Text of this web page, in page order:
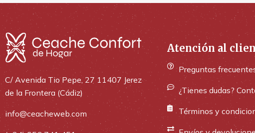
C/ Avenida Tio Pepe, 27 11407 Jerez
de la Frontera (Cádiz)
info@ceacheweb.com
Atención al
Preguntas
¿Tienes dudas?
Términos y